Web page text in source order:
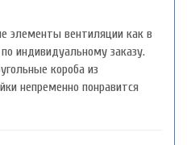
элементы вентиляции как в
индивидуальному заказу.
короба из
непременно понравится